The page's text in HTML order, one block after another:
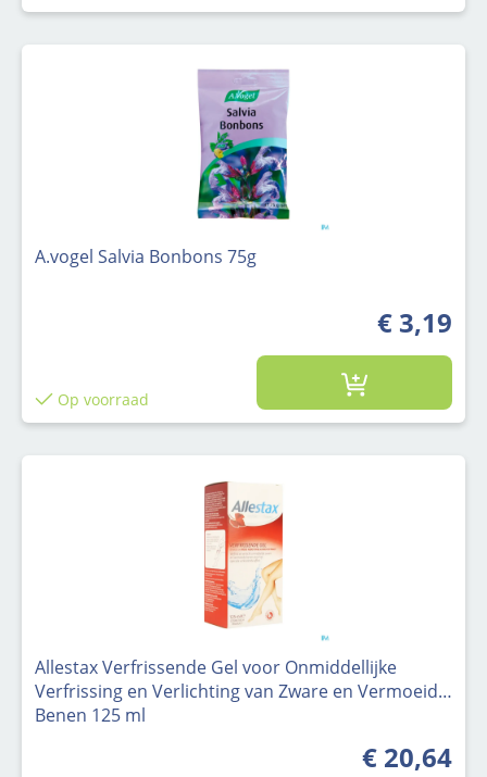
A.vogel Salvia Bonbons 75g
€ 3,19
Op voorraad
Allestax Verfrissende Gel voor Onmiddellijke
Verfrissing en Verlichting van Zware en Vermoeide
Benen 125 ml
€ 20,64